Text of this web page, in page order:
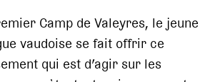
Camp de Valeyres, le jeune
vaudoise se fait offrir ce
qui est d’agir sur les